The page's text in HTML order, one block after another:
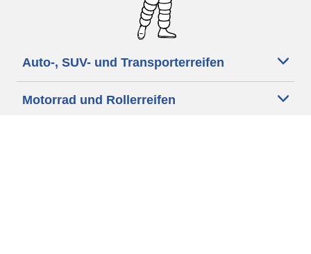
Auto-, SUV- und Transporterreifen
Motorrad und Rollerreifen